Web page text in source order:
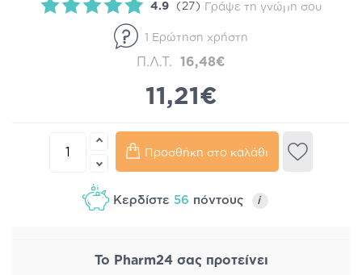
4.9 (27) Γράψε τη γνώμη σου
1 Ερώτηση χρήστη
Π.Λ.Τ. 16,48€
11,21€
Προσθήκη στο καλάθι
Κερδίστε 56 πόντους i
Το Pharm24 σας προτείνει